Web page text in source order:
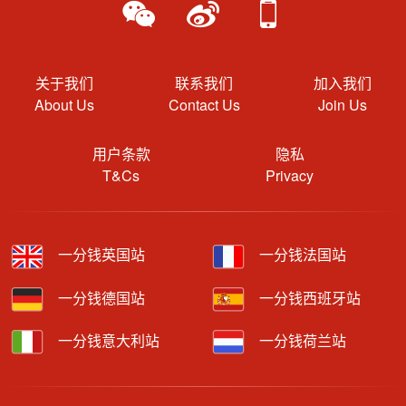
关于我们
About Us
联系我们
Contact Us
加入我们
Join Us
用户条款
T&Cs
隐私
Privacy
一分钱英国站 一分钱法国站
一分钱德国站 一分钱西班牙站
一分钱意大利站 一分钱荷兰站